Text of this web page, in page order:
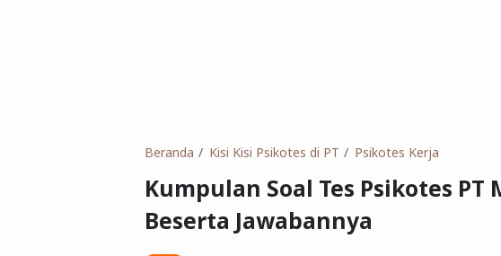
Beranda Kisi Kisi Psikotes di PT Psikotes Kerja
Kumpulan Soal Tes Psikotes
Beserta Jawabannya